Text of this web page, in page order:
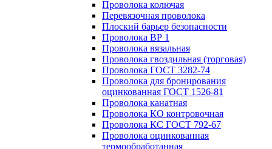
Проволока колючая
Перевязочная проволока
Плоский барьер безопасности
Проволока ВР 1
Проволока вязальная
Проволока гвоздильная (торговая)
Проволока ГОСТ 3282-74
Проволока для бронирования
оцинкованная ГОСТ 1526-81
Проволока канатная
Проволока КО контровочная
Проволока КС ГОСТ 792-67
Проволока оцинкованная
термообработанная